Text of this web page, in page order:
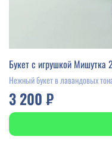
Букет с игрушкой Мишутка
Нежный букет в лавандовых
3 200 ₽